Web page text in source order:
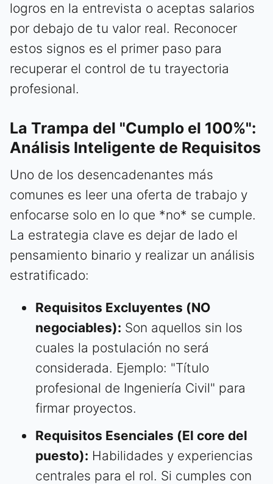
logros en la entrevista o aceptas salarios
por debajo de tu valor real. Reconocer
estos signos es el primer paso para
recuperar el control de tu trayectoria
profesional.
La Trampa del "Cumplo el 100%":
Análisis Inteligente de Requisitos
Uno de los desencadenantes más
comunes es leer una oferta de trabajo y
enfocarse solo en lo que *no* se cumple.
La estrategia clave es dejar de lado el
pensamiento binario y realizar un análisis
estratificado:
Requisitos Excluyentes (NO
negociables): Son aquellos sin los
cuales la postulación no será
considerada. Ejemplo: "Título
profesional de Ingeniería Civil" para
firmar proyectos.
Requisitos Esenciales (El core del
puesto): Habilidades y experiencias
centrales para el rol. Si cumples con